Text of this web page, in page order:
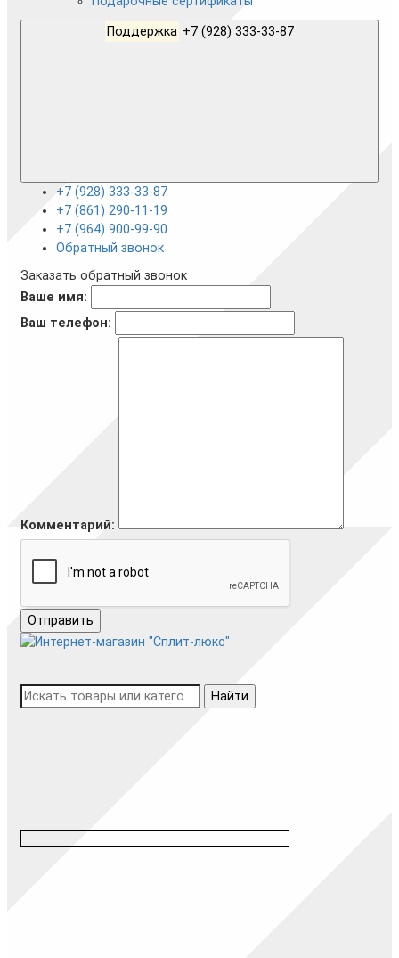
Поддержка
+7 (928) 333-33-87
+7 (861) 290-11-19
+7 (964) 900-99-90
Обратный звонок
Заказать обратный звонок
Ваше имя:
Ваш телефон:
Комментарий:
Отправить
Найти